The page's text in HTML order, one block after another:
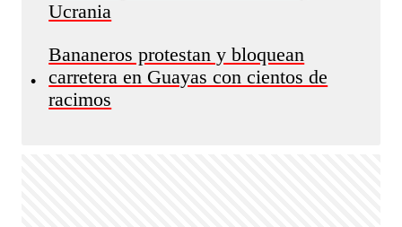
Ucrania
•
Bananeros protestan y bloquean
carretera en Guayas con cientos de
racimos